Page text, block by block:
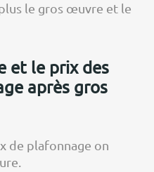
le gros œuvre et le
et le prix des
après gros
de plafonnage on